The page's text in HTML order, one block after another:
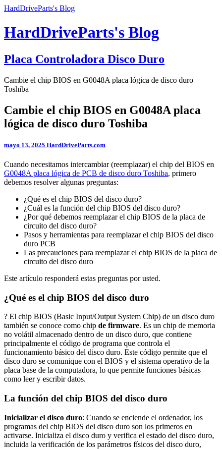
HardDriveParts's Blog
HardDriveParts's Blog
Placa Controladora Disco Duro
Cambie el chip BIOS en G0048A placa lógica de disco duro
Toshiba
Cambie el chip BIOS en G0048A placa
lógica de disco duro Toshiba
mayo 13, 2025 HardDriveParts.com
Cuando necesitamos intercambiar (reemplazar) el chip del BIOS en
G0048A placa lógica de PCB de disco duro Toshiba, primero
debemos resolver algunas preguntas:
¿Qué es el chip BIOS del disco duro?
¿Cuál es la función del chip BIOS del disco duro?
¿Por qué debemos reemplazar el chip BIOS de la placa de
circuito del disco duro?
Pasos y herramientas para reemplazar el chip BIOS del disco
duro PCB
Las precauciones para reemplazar el chip BIOS de la placa de
circuito del disco duro
Este artículo responderá estas preguntas por usted.
¿Qué es el chip BIOS del disco duro
? El chip BIOS (Basic Input/Output System Chip) de un disco duro
también se conoce como chip de firmware. Es un chip de memoria
no volátil almacenado dentro de un disco duro, que contiene
principalmente el código de programa que controla el
funcionamiento básico del disco duro. Este código permite que el
disco duro se comunique con el BIOS y el sistema operativo de la
placa base de la computadora, lo que permite funciones básicas
como leer y escribir datos.
La función del chip BIOS del disco duro
Inicializar el disco duro: Cuando se enciende el ordenador, los
programas del chip BIOS del disco duro son los primeros en
activarse. Inicializa el disco duro y verifica el estado del disco duro,
incluida la verificación de los parámetros físicos del disco duro,